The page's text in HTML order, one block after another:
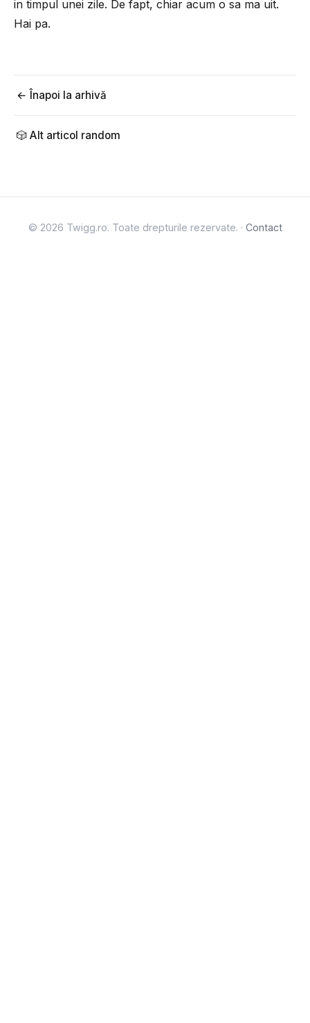
in timpul unei zile. De fapt, chiar acum o sa ma uit.
Hai pa.
← Înapoi la arhivă
🎲 Alt articol random
© 2026 Twigg.ro. Toate drepturile rezervate. · Contact